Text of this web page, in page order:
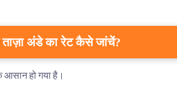
अंडे का रेट कैसे जांचें?
आसान हो गया है।